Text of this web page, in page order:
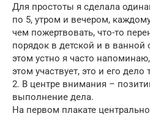
Для простоты я сделала
по 5, утром и вечером,
чем пожертвовать, что-то
порядок в детской и в ванной
этом устно я часто
этом участвует, это и его дело
2. В центре внимания –
выполнение дела.
На первом плакате